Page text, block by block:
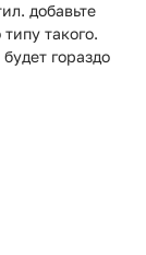
добавьте
такого.
гораздо